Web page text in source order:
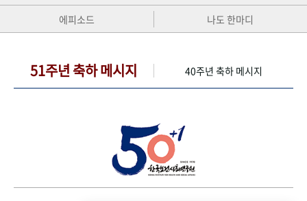
에피소드
나도 한마디
51주년 축하 메시지 40주년 축하 메시지